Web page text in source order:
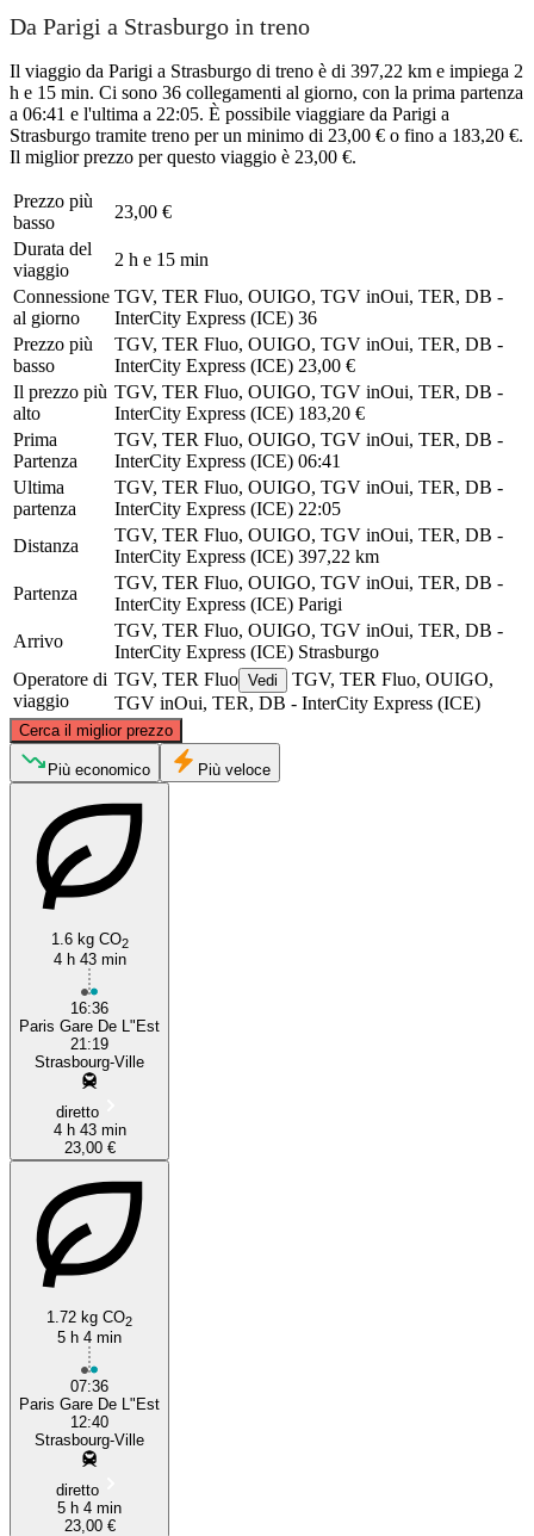
Da Parigi a Strasburgo in treno
Il viaggio da Parigi a Strasburgo di treno è di 397,22 km e impiega 2
h e 15 min. Ci sono 36 collegamenti al giorno, con la prima partenza
a 06:41 e l'ultima a 22:05. È possibile viaggiare da Parigi a
Strasburgo tramite treno per un minimo di 23,00 € o fino a 183,20 €.
Il miglior prezzo per questo viaggio è 23,00 €.
Prezzo più
basso
23,00 €
Durata del
viaggio
2 h e 15 min
Connessione
al giorno
TGV, TER Fluo, OUIGO, TGV inOui, TER, DB -
InterCity Express (ICE) 36
Prezzo più
basso
TGV, TER Fluo, OUIGO, TGV inOui, TER, DB -
InterCity Express (ICE) 23,00 €
Il prezzo più
alto
TGV, TER Fluo, OUIGO, TGV inOui, TER, DB -
InterCity Express (ICE) 183,20 €
Prima
Partenza
TGV, TER Fluo, OUIGO, TGV inOui, TER, DB -
InterCity Express (ICE) 06:41
Ultima
partenza
TGV, TER Fluo, OUIGO, TGV inOui, TER, DB -
InterCity Express (ICE) 22:05
Distanza
TGV, TER Fluo, OUIGO, TGV inOui, TER, DB -
InterCity Express (ICE) 397,22 km
Partenza
TGV, TER Fluo, OUIGO, TGV inOui, TER, DB -
InterCity Express (ICE) Parigi
Arrivo
TGV, TER Fluo, OUIGO, TGV inOui, TER, DB -
InterCity Express (ICE) Strasburgo
Operatore di
viaggio
TGV, TER Fluo Vedi
TGV, TER Fluo, OUIGO,
TGV inOui, TER, DB - InterCity Express (ICE)
Cerca il miglior prezzo
Paris
© CARTO, ©OpenStreetMapcontributors
Più economico Più veloce
1.6 kg CO2
4 h 43 min
16:36
Paris Gare De L"Est
21:19
Strasbourg-Ville
diretto
4 h 43 min
23,00 €
1.72 kg CO2
5 h 4 min
07:36
Paris Gare De L"Est
12:40
Strasbourg-Ville
diretto
5 h 4 min
23,00 €